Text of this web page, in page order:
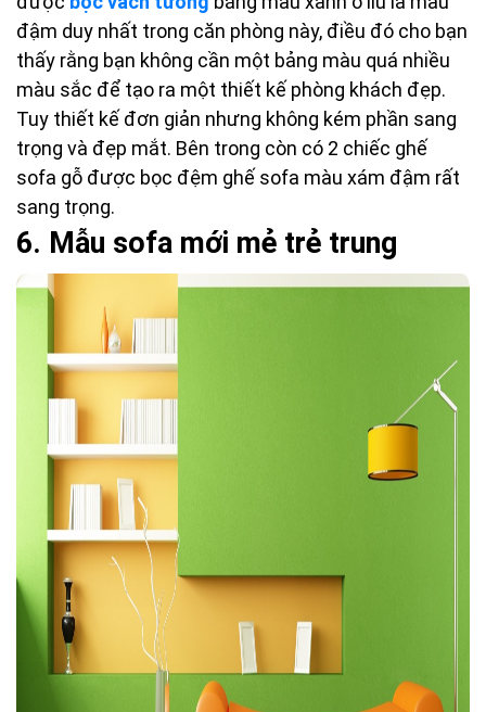
đậm duy nhất trong căn phòng này, điều đó cho bạn
thấy rằng bạn không cần một bảng màu quá nhiều
màu sắc để tạo ra một thiết kế phòng khách đẹp.
Tuy thiết kế đơn giản nhưng không kém phần sang
trọng và đẹp mắt. Bên trong còn có 2 chiếc ghế
sofa gỗ được bọc đệm ghế sofa màu xám đậm rất
sang trọng.
6. Mẫu sofa mới mẻ trẻ trung